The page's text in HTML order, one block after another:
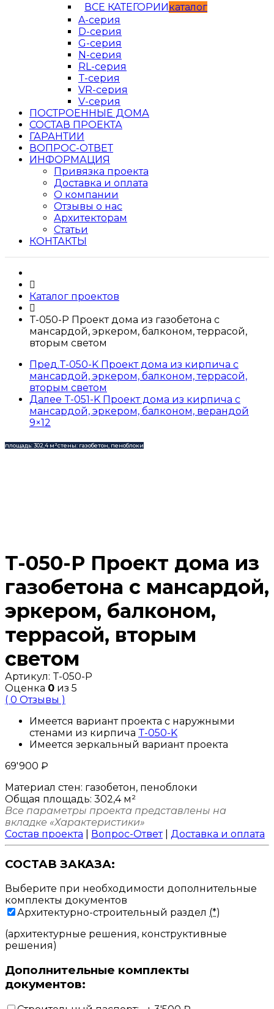
ВСЕ КАТЕГОРИИкaтaлог
A-серия
D-серия
G-серия
N-серия
RL-серия
T-серия
VR-серия
V-серия
ПОСТРОЕННЫЕ ДОМА
СОСТАВ ПРОЕКТА
ГАРАНТИИ
ВОПРОС-ОТВЕТ
ИНФОРМАЦИЯ
Привязка проекта
Доставка и оплата
О компании
Отзывы о нас
Архитекторам
Статьи
КОНТАКТЫ
Каталог проектов
T-050-P Проект дома из газобетона с
мансардой, эркером, балконом, террасой,
вторым светом
Пред.T-050-K Проект дома из кирпича с
мансардой, эркером, балконом, террасой,
вторым светом
Далее T-051-K Проект дома из кирпича с
мансардой, эркером, балконом, верандой
9×12
площадь: 302,4 м²стены: газобетон, пеноблоки
T-050-P Проект дома из
газобетона с мансардой,
эркером, балконом,
террасой, вторым
светом
Артикул: T-050-P
Оценка 0 из 5
( 0 Отзывы )
Имеется вариант проекта с наружными
стенами из кирпича T-050-K
Имеется зеркальный вариант проекта
69'900 ₽
Материал стен: газобетон, пеноблоки
Общая площадь: 302,4 м²
Все параметры проекта представлены на
вкладке «Характеристики»
Состав проекта
Вопрос-Ответ| Доставка и оплата
СОСТАВ ЗАКАЗА:
Выберите при необходимости дополнительные
комплекты документов
Архитектурно-строительный раздел (*)
(архитектурные решения, конструктивные
решения)
Дополнительные комплекты
документов: